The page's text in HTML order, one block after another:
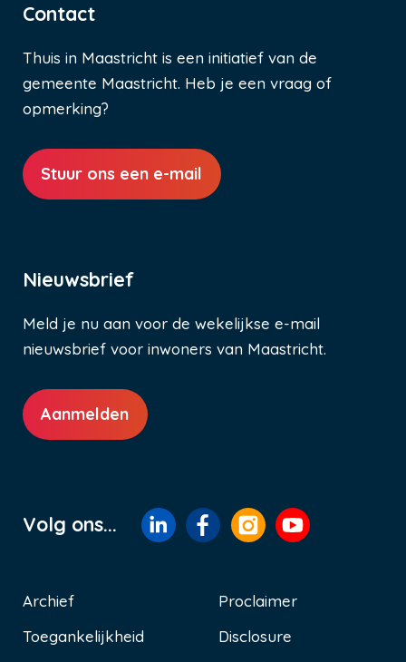
Contact
Thuis in Maastricht is een initiatief van de
gemeente Maastricht. Heb je een vraag of
opmerking?
Stuur ons een e-mail
Nieuwsbrief
Meld je nu aan voor de wekelijkse e-mail
nieuwsbrief voor inwoners van Maastricht.
Aanmelden
Volg ons...
Archief
Toegankelijkheid
Proclaimer
Disclosure